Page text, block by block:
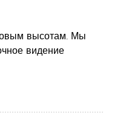
высотам. Мы
видение